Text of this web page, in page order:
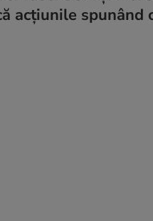
acțiunile spunând